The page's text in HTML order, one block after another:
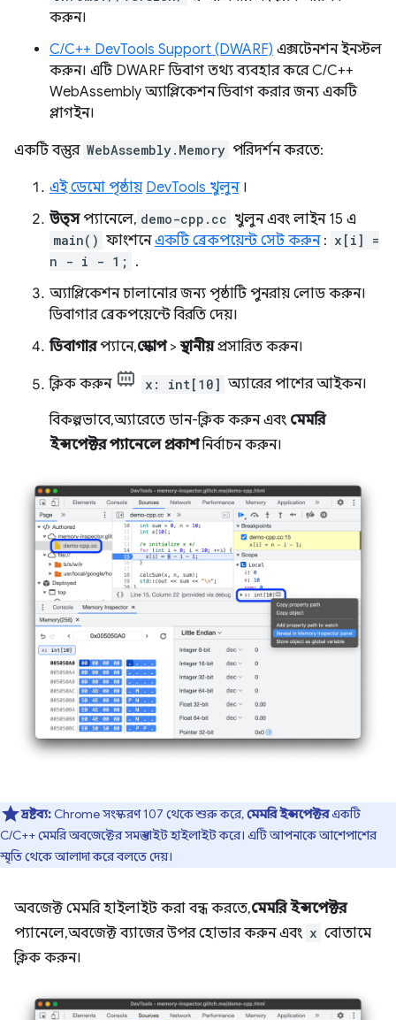
করুন।
C/C++ DevTools Support (DWARF) এক্সটেনশন ইনস্টল
করুন। এটি DWARF ডিবাগ তথ্য ব্যবহার করে C/C++
WebAssembly অ্যাপ্লিকেশন ডিবাগ করার জন্য একটি
প্লাগইন।
একটি বস্তুর WebAssembly.Memory পরিদর্শন করতে:
এই ডেমো পৃষ্ঠায় DevTools খুলুন।
উত্সপ্যানেলে, demo-cpp.cc খুলুন এবং লাইন 15 এ
main() ফাংশনেএকটি ব্রেকপয়েন্ট সেট করুন: x[i] =
n - i - 1;
.
অ্যাপ্লিকেশন চালানোর জন্য পৃষ্ঠাটি পুনরায় লোড করুন।
ডিবাগার ব্রেকপয়েন্টে বিরতি দেয়।
ডিবাগারপ্যানে,স্কোপ>স্থানীয়প্রসারিত করুন।
ক্লিক করুন x: int[10] অ্যারের পাশের আইকন।
বিকল্পভাবে, অ্যারেতে ডান-ক্লিক করুন এবং মেমরি
ইন্সপেক্টর প্যানেলে প্রকাশনির্বাচন করুন।
দ্রষ্টব্য: Chrome সংস্করণ 107 থেকে শুরু করে,মেমরি ইন্সপেক্টরএকটি
C/C++ মেমরি অবজেক্টের সমস্ত বাইট হাইলাইট করে। এটি আপনাকে আশেপাশের
স্মৃতি থেকে আলাদা করে বলতে দেয়।
অবজেক্ট মেমরি হাইলাইট করা বন্ধ করতে,মেমরি ইন্সপেক্টর
প্যানেলে, অবজেক্ট ব্যাজের উপর হোভার করুন এবং x বোতামে
ক্লিক করুন।